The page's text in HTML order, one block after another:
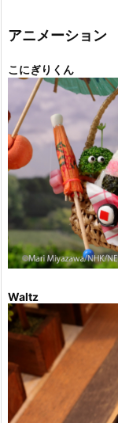
ー
アニメーション
こにぎりくん
Waltz